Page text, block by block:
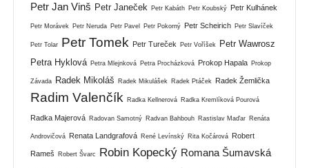
Petr Jan Vinš Petr Janeček Petr Kabáth Petr Koubský Petr Kulhánek
Petr Morávek Petr Neruda Petr Pavel Petr Pokorný Petr Scheirich Petr Slavíček
Petr Tolar Petr Tomek Petr Tureček Petr Voříšek
Petr Wawrosz
Petra Hyklová Petra Mlejnková Petra Procházková Prokop Hapala Prokop
Závada Radek Mikoláš Radek Mikulášek Radek Ptáček Radek Žemlička
Radim Valenčík Radka Kellnerová Radka Kremlíková Pourová
Radka Majerová Radovan Samotný Radvan Bahbouh Rastislav Maďar Renáta
Androvičová Renata Landgrafová René Levínský Rita Kočárová Robert
Rameš Robert Švarc Robin Kopecký Romana Šumavská